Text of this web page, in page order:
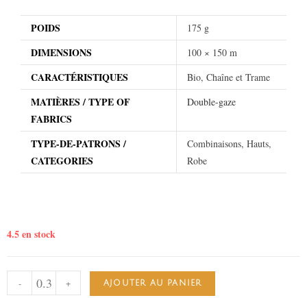
POIDS 175 g
DIMENSIONS 100 × 150 m
CARACTÉRISTIQUES Bio, Chaîne et Trame
MATIÈRES / TYPE OF
FABRICS
Double-gaze
TYPE-DE-PATRONS /
CATEGORIES
Combinaisons, Hauts,
Robe
4.5 en stock
- + AJOUTER AU PANIER